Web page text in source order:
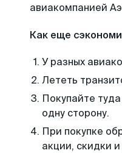
авиакомпанией
Как еще
У разных
Лететь
Покупайте
одну сторону.
При покупке
акции, скидки